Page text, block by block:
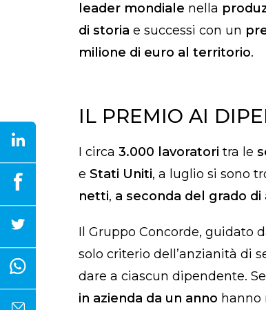
leader mondiale nella
di storia e successi con un
milione di euro al territorio.
IL PREMIO AI
I circa 3.000 lavoratori tra le
e Stati Uniti, a luglio si sono
netti, a seconda del grado di
Il Gruppo Concorde, guidato
solo criterio dell’anzianità di
dare a ciascun dipendente.
in azienda da un anno hanno